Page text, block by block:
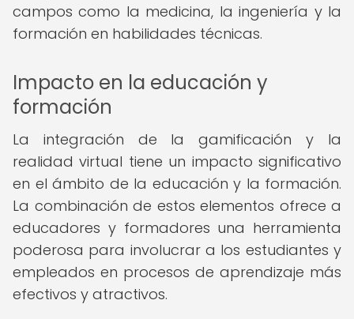
campos como la medicina, la ingeniería y la
formación en habilidades técnicas.
Impacto en la educación y
formación
La integración de la gamificación y la
realidad virtual tiene un impacto significativo
en el ámbito de la educación y la formación.
La combinación de estos elementos ofrece a
educadores y formadores una herramienta
poderosa para involucrar a los estudiantes y
empleados en procesos de aprendizaje más
efectivos y atractivos.